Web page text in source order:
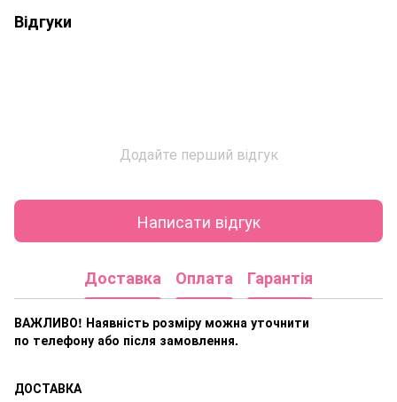
Відгуки
Додайте перший відгук
Написати відгук
Доставка Оплата Гарантія
ВАЖЛИВО! Наявність розміру можна уточнити
по телефону або після замовлення.
ДОСТАВКА